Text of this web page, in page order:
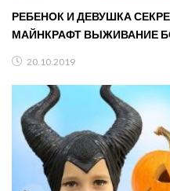
РЕБЕНОК И ДЕВУШКА
МАЙНКРАФТ ВЫЖИВАНИЕ
MINECRAFT
20.10.2019